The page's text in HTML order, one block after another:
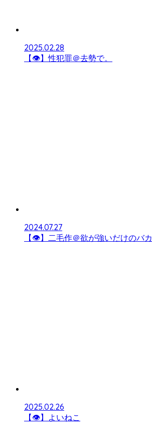
2025.02.28
【👁】性犯罪＠去勢で。
2024.07.27
【👁】二毛作＠欲が強いだけのバカ
2025.02.26
【👁】よいねこ